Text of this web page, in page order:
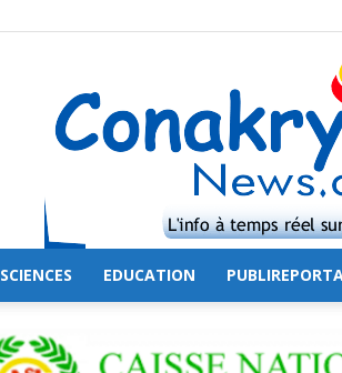
SCIENCES EDUCATION